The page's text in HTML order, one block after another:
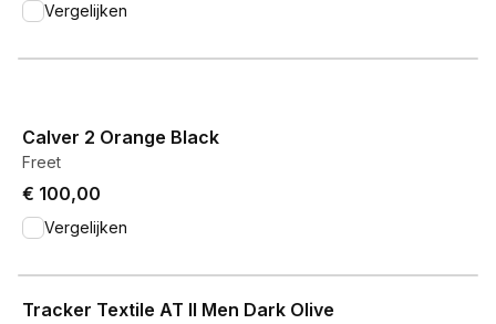
Vergelijken
Calver 2 Orange Black
Freet
€ 100,00
Vergelijken
Tracker Textile AT II Men Dark Olive